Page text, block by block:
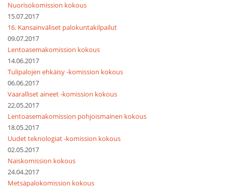
Nuorisokomission kokous
15.07.2017
16. Kansainväliset palokuntakilpailut
09.07.2017
Lentoasemakomission kokous
14.06.2017
Tulipalojen ehkäisy -komission kokous
06.06.2017
Vaaralliset aineet -komission kokous
22.05.2017
Lentoasemakomission pohjoismainen kokous
18.05.2017
Uudet teknologiat -komission kokous
02.05.2017
Naiskomission kokous
24.04.2017
Metsäpalokomission kokous